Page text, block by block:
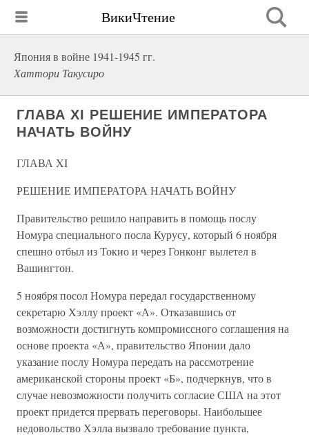
ВикиЧтение
Япония в войне 1941-1945 гг.
Хаттори Такусиро
ГЛАВА XI РЕШЕНИЕ ИМПЕРАТОРА
НАЧАТЬ ВОЙНУ
ГЛАВА XI
РЕШЕНИЕ ИМПЕРАТОРА НАЧАТЬ ВОЙНУ
Правительство решило направить в помощь послу
Номура специального посла Курусу, который 6 ноября
спешно отбыл из Токио и через Гонконг вылетел в
Вашингтон.
5 ноября посол Номура передал государственному
секретарю Хэллу проект «А». Отказавшись от
возможности достигнуть компромиссного соглашения на
основе проекта «А», правительство Японии дало
указание послу Номура передать на рассмотрение
американской стороны проект «Б», подчеркнув, что в
случае невозможности получить согласие США на этот
проект придется прервать переговоры. Наибольшее
недовольство Хэлла вызвало требование пункта,